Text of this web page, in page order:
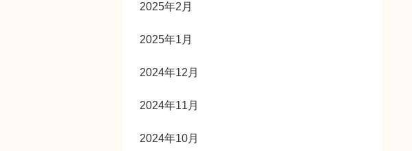
2025年2月
2025年1月
2024年12月
2024年11月
2024年10月